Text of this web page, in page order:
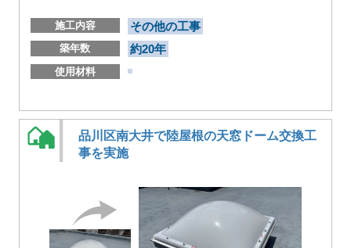
施工内容 その他の工事
築年数 約20年
使用材料
品川区南大井で陸屋根の天窓ドーム交換工
事を実施